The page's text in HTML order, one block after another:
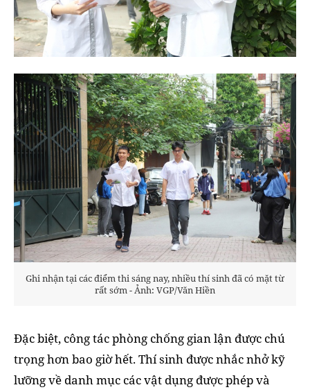
Ghi nhận tại các điểm thi sáng nay, nhiều thí sinh đã có mặt từ
rất sớm - Ảnh: VGP/Văn Hiền
Đặc biệt, công tác phòng chống gian lận được chú
trọng hơn bao giờ hết. Thí sinh được nhắc nhở kỹ
lưỡng về danh mục các vật dụng được phép và